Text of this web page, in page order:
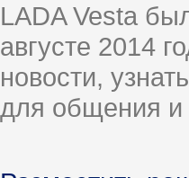
LADA Vesta
августе 2014
новости,
для общения и